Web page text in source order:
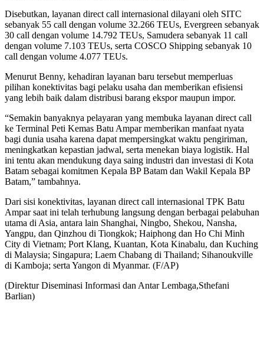
Disebutkan, layanan direct call internasional dilayani oleh SITC
sebanyak 55 call dengan volume 32.266 TEUs, Evergreen sebanyak
30 call dengan volume 14.792 TEUs, Samudera sebanyak 11 call
dengan volume 7.103 TEUs, serta COSCO Shipping sebanyak 10
call dengan volume 4.077 TEUs.
Menurut Benny, kehadiran layanan baru tersebut memperluas
pilihan konektivitas bagi pelaku usaha dan memberikan efisiensi
yang lebih baik dalam distribusi barang ekspor maupun impor.
“Semakin banyaknya pelayaran yang membuka layanan direct call
ke Terminal Peti Kemas Batu Ampar memberikan manfaat nyata
bagi dunia usaha karena dapat mempersingkat waktu pengiriman,
meningkatkan kepastian jadwal, serta menekan biaya logistik. Hal
ini tentu akan mendukung daya saing industri dan investasi di Kota
Batam sebagai komitmen Kepala BP Batam dan Wakil Kepala BP
Batam,” tambahnya.
Dari sisi konektivitas, layanan direct call internasional TPK Batu
Ampar saat ini telah terhubung langsung dengan berbagai pelabuhan
utama di Asia, antara lain Shanghai, Ningbo, Shekou, Nansha,
Yangpu, dan Qinzhou di Tiongkok; Haiphong dan Ho Chi Minh
City di Vietnam; Port Klang, Kuantan, Kota Kinabalu, dan Kuching
di Malaysia; Singapura; Laem Chabang di Thailand; Sihanoukville
di Kamboja; serta Yangon di Myanmar. (F/AP)
(Direktur Diseminasi Informasi dan Antar Lembaga,Sthefani
Barlian)